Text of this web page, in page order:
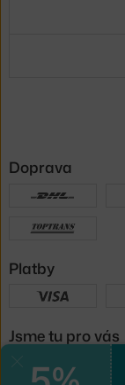
Doprava
Platby
Jsme tu pro vás